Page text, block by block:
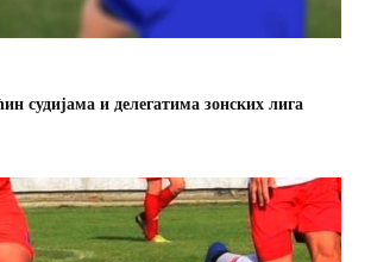
судијама и делегатима зонских лига